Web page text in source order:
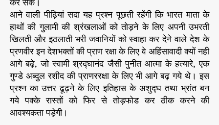
आने वाली पीढ़ियां सदा यह प्रश्न पूछती रहेंगी कि भारत माता के
हाथों की गुलामी की श्रंखलाओं को तोड़ने के लिए अपनी उभरती
खिलती और इठलाती भरी जवानियों को स्वाहा कर देने वाले देश के
प्रणवीर इन देशभक्तों की प्राण रक्षा के लिए वे अहिंसावादी क्यों नही
आगे बढ़े, जो स्वामी श्रद्घानंद जैसी पुनीत आत्मा के हत्यारे, एक
गुण्डे अब्दुल रशीद की प्राणररक्षा के लिए भी आगे बढ़ गये थे। इस
प्रश्न का उत्तर ढूढ़ने के लिए इतिहास के अशुद्घ तथा भ्रांत बन
गये पक्के रास्तों को फिर से तोड़फोड कर ठीक करने की
आवश्यकता पड़ेगी।